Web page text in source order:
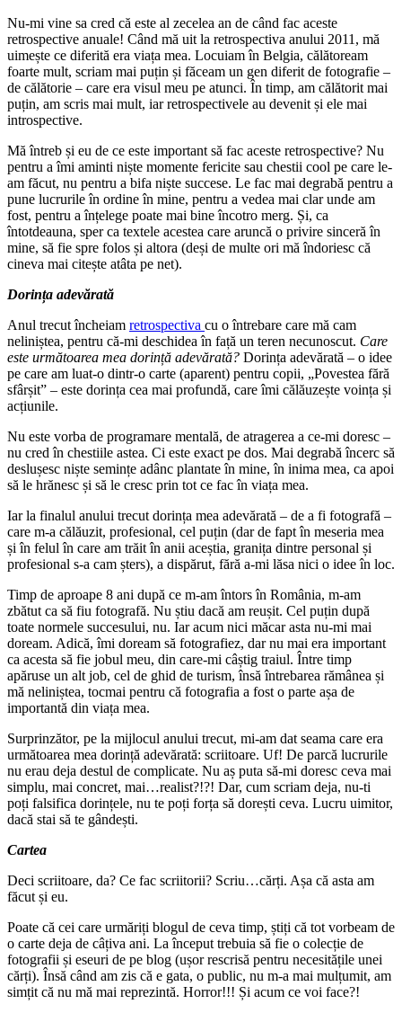
Nu-mi vine sa cred că este al zecelea an de când fac aceste
retrospective anuale! Când mă uit la retrospectiva anului 2011, mă
uimește ce diferită era viața mea. Locuiam în Belgia, călătoream
foarte mult, scriam mai puțin și făceam un gen diferit de fotografie –
de călătorie – care era visul meu pe atunci. În timp, am călătorit mai
puțin, am scris mai mult, iar retrospectivele au devenit și ele mai
introspective.
Mă întreb și eu de ce este important să fac aceste retrospective? Nu
pentru a îmi aminti niște momente fericite sau chestii cool pe care le-
am făcut, nu pentru a bifa niște succese. Le fac mai degrabă pentru a
pune lucrurile în ordine în mine, pentru a vedea mai clar unde am
fost, pentru a înțelege poate mai bine încotro merg. Și, ca
întotdeauna, sper ca textele acestea care aruncă o privire sinceră în
mine, să fie spre folos și altora (deși de multe ori mă îndoriesc că
cineva mai citește atâta pe net).
Dorința adevărată
Anul trecut încheiam retrospectiva cu o întrebare care mă cam
neliniștea, pentru că-mi deschidea în față un teren necunoscut. Care
este următoarea mea dorință adevărată? Dorința adevărată – o idee
pe care am luat-o dintr-o carte (aparent) pentru copii, „Povestea fără
sfârșit” – este dorința cea mai profundă, care îmi călăuzește voința și
acțiunile.
Nu este vorba de programare mentală, de atragerea a ce-mi doresc –
nu cred în chestiile astea. Ci este exact pe dos. Mai degrabă încerc să
deslușesc niște semințe adânc plantate în mine, în inima mea, ca apoi
să le hrănesc și să le cresc prin tot ce fac în viața mea.
Iar la finalul anului trecut dorința mea adevărată – de a fi fotografă –
care m-a călăuzit, profesional, cel puțin (dar de fapt în meseria mea
și în felul în care am trăit în anii aceștia, granița dintre personal și
profesional s-a cam șters), a dispărut, fără a-mi lăsa nici o idee în loc.
Timp de aproape 8 ani după ce m-am întors în România, m-am
zbătut ca să fiu fotografă. Nu știu dacă am reușit. Cel puțin după
toate normele succesului, nu. Iar acum nici măcar asta nu-mi mai
doream. Adică, îmi doream să fotografiez, dar nu mai era important
ca acesta să fie jobul meu, din care-mi câștig traiul. Între timp
apăruse un alt job, cel de ghid de turism, însă întrebarea rămânea și
mă neliniștea, tocmai pentru că fotografia a fost o parte așa de
importantă din viața mea.
Surprinzător, pe la mijlocul anului trecut, mi-am dat seama care era
următoarea mea dorință adevărată: scriitoare. Uf! De parcă lucrurile
nu erau deja destul de complicate. Nu aș puta să-mi doresc ceva mai
simplu, mai concret, mai…realist?!?! Dar, cum scriam deja, nu-ti
poți falsifica dorințele, nu te poți forța să dorești ceva. Lucru uimitor,
dacă stai să te gândești.
Cartea
Deci scriitoare, da? Ce fac scriitorii? Scriu…cărți. Așa că asta am
făcut și eu.
Poate că cei care urmăriți blogul de ceva timp, știți că tot vorbeam de
o carte deja de câțiva ani. La început trebuia să fie o colecție de
fotografii și eseuri de pe blog (ușor rescrisă pentru necesitățile unei
cărți). Însă când am zis că e gata, o public, nu m-a mai mulțumit, am
simțit că nu mă mai reprezintă. Horror!!! Și acum ce voi face?!